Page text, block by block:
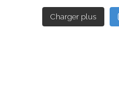
Charger plus